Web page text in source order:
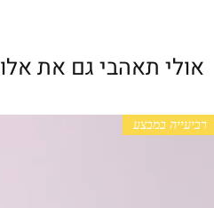
אולי תאהבי גם את אלו
רביעייה במבצע